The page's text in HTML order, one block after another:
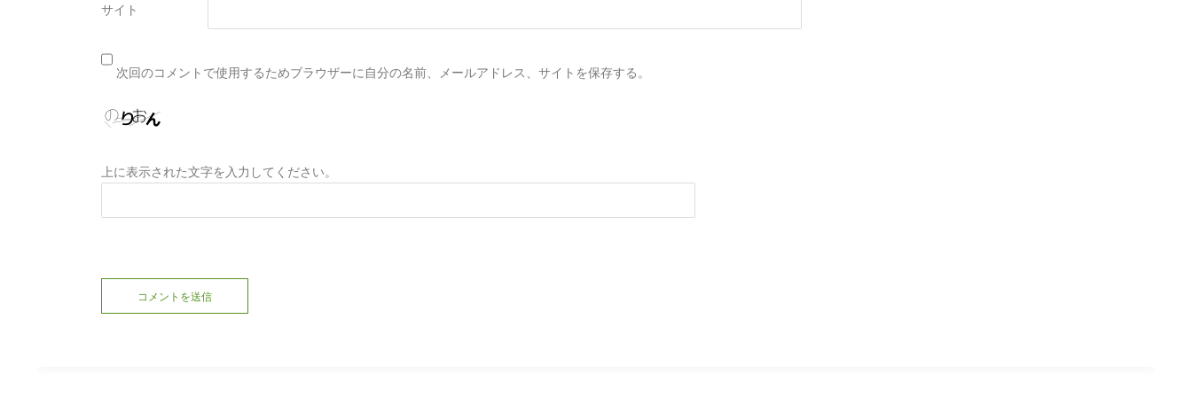
サイト
次回のコメントで使用するためブラウザーに自分の名前、メールアドレス、サイトを保存する。
上に表示された文字を入力してください。